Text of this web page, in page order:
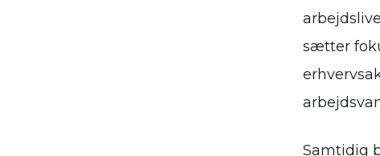
sætter
Samtidig